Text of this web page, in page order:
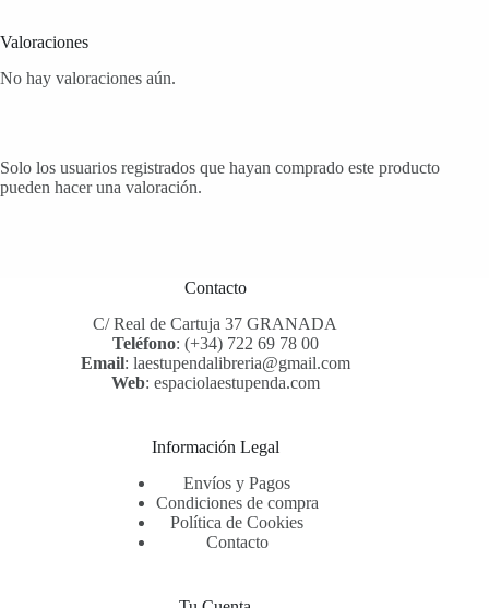
Valoraciones
No hay valoraciones aún.
Solo los usuarios registrados que hayan comprado este producto
pueden hacer una valoración.
Contacto
C/ Real de Cartuja 37 GRANADA
Teléfono: (+34) 722 69 78 00
Email: laestupendalibreria@gmail.com
Web: espaciolaestupenda.com
Información Legal
Envíos y Pagos
Condiciones de compra
Política de Cookies
Contacto